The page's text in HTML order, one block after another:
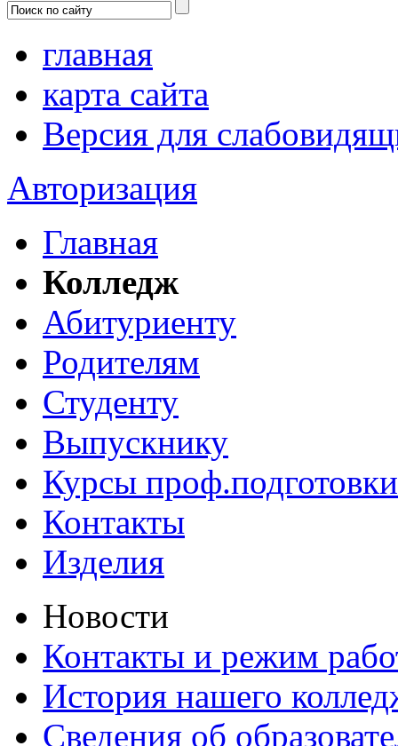
главная
карта сайта
Версия для
Авторизация
Главная
Колледж
Абитуриенту
Родителям
Студенту
Выпускнику
Курсы проф.подготовки
Контакты
Изделия
Новости
Контакты и режим
История нашего
Сведения об